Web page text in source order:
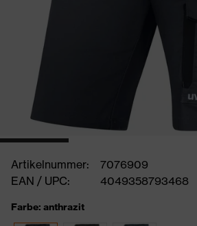
Artikelnummer:
7076909
EAN / UPC:
4049358793468
Farbe: anthrazit